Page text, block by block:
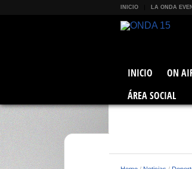
INICIO LA ONDA
INICIO ON
ÁREA SOCIAL